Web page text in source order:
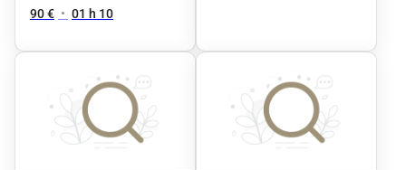
Phyt's - Femme
à mixtes
déshydratées)
90 € • 01 h 10